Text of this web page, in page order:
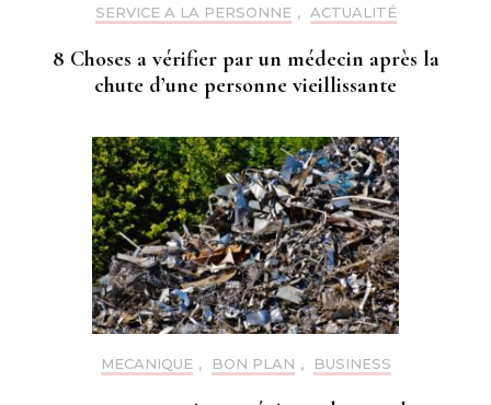
SERVICE A LA PERSONNE , ACTUALITÉ
8 Choses a vérifier par un médecin après la
chute d’une personne vieillissante
MECANIQUE , BON PLAN , BUSINESS